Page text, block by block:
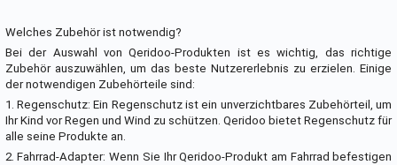
Welches Zubehör ist notwendig?
Bei der Auswahl von Qeridoo-Produkten ist es wichtig, das richtige
Zubehör auszuwählen, um das beste Nutzererlebnis zu erzielen. Einige
der notwendigen Zubehörteile sind:
1. Regenschutz: Ein Regenschutz ist ein unverzichtbares Zubehörteil, um
Ihr Kind vor Regen und Wind zu schützen. Qeridoo bietet Regenschutz für
alle seine Produkte an.
2. Fahrrad-Adapter: Wenn Sie Ihr Qeridoo-Produkt am Fahrrad befestigen